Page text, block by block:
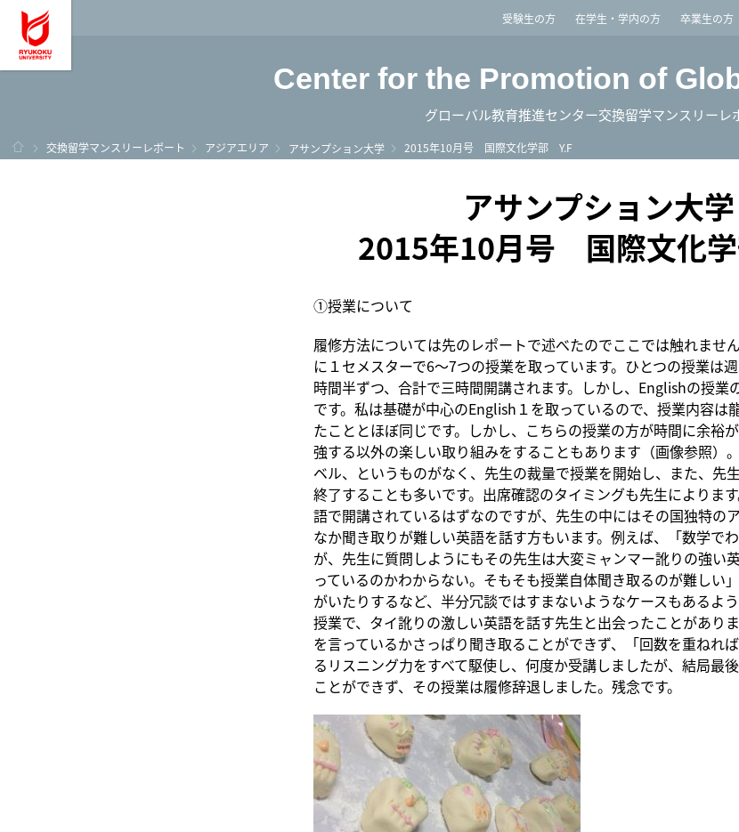
龍谷大学 You, Unlimited受験生の方 在学生・学内の方 卒業生の方
Center for the Promotion of
グローバル教育推進センター交換留学マンスリーレ
ホーム
交換留学マンスリーレポート アジアエリア アサンプション大学 2015年10月号 国際文化学部 Y.F
アサンプション大学
2015年10月号 国際文化
①授業について
履修方法については先のレポートで述べたのでここでは触れませ
に１セメスターで6～7つの授業を取っています。ひとつの授業は
時間半ずつ、合計で三時間開講されます。しかし、Englishの授業
です。私は基礎が中心のEnglish１を取っているので、授業内容は
たこととほぼ同じです。しかし、こちらの授業の方が時間に余裕
強する以外の楽しい取り組みをすることもあります（画像参照）
ベル、というものがなく、先生の裁量で授業を開始し、また、先
終了することも多いです。出席確認のタイミングも先生によりま
語で開講されているはずなのですが、先生の中にはその国独特の
なか聞き取りが難しい英語を話す方もいます。例えば、「数学で
が、先生に質問しようにもその先生は大変ミャンマー訛りの強い
っているのかわからない。そもそも授業自体聞き取るのが難しい
がいたりするなど、半分冗談ではすまないようなケースもあるよ
授業で、タイ訛りの激しい英語を話す先生と出会ったことがあり
を言っているかさっぱり聞き取ることができず、「回数を重ねれ
るリスニング力をすべて駆使し、何度か受講しましたが、結局最
ことができず、その授業は履修辞退しました。残念です。